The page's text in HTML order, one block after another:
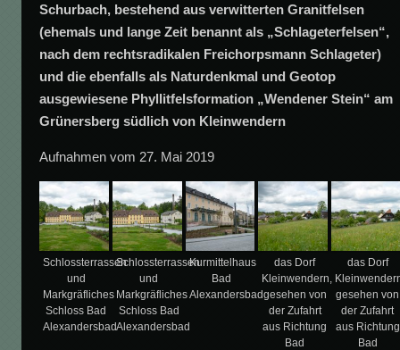
Schurbach, bestehend aus verwitterten Granitfelsen
(ehemals und lange Zeit benannt als „Schlageterfelsen“,
nach dem rechtsradikalen Freichorpsmann Schlageter)
und die ebenfalls als Naturdenkmal und Geotop
ausgewiesene Phyllitfelsformation „Wendener Stein“ am
Grünersberg südlich von Kleinwendern
Aufnahmen vom 27. Mai 2019
Schlossterrassen
und
Markgräfliches
Schloss Bad
Alexandersbad
Schlossterrassen
und
Markgräfliches
Schloss Bad
Alexandersbad
Kurmittelhaus
Bad
Alexandersbad
das Dorf
Kleinwendern,
gesehen von
der Zufahrt
aus Richtung
Bad
das Dorf
gesehen von
der Zufahrt
aus Richtung
Bad